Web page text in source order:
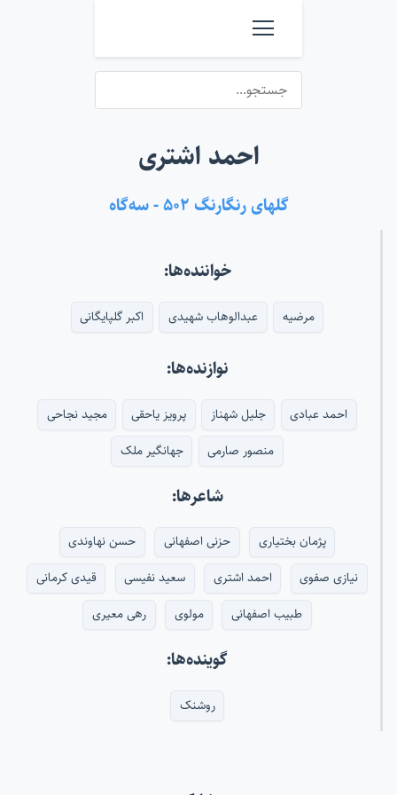
احمد اشتری
گلهای رنگارنگ ۵۰۲ - سه‌گاه
خواننده‌ها:
مرضیه عبدالوهاب شهیدی اکبر گلپایگانی
نوازنده‌ها:
احمد عبادی جلیل شهناز پرویز یاحقی
مجید نجاحی
منصور صارمی
جهانگیر ملک
شاعرها:
پژمان بختیاری حزنی اصفهانی
حسن نهاوندی
نیازی صفوی
احمد اشتری سعید نفیسی
قیدی کرمانی
طبیب اصفهانی
مولوی رهی معیری
گوینده‌ها:
روشنک